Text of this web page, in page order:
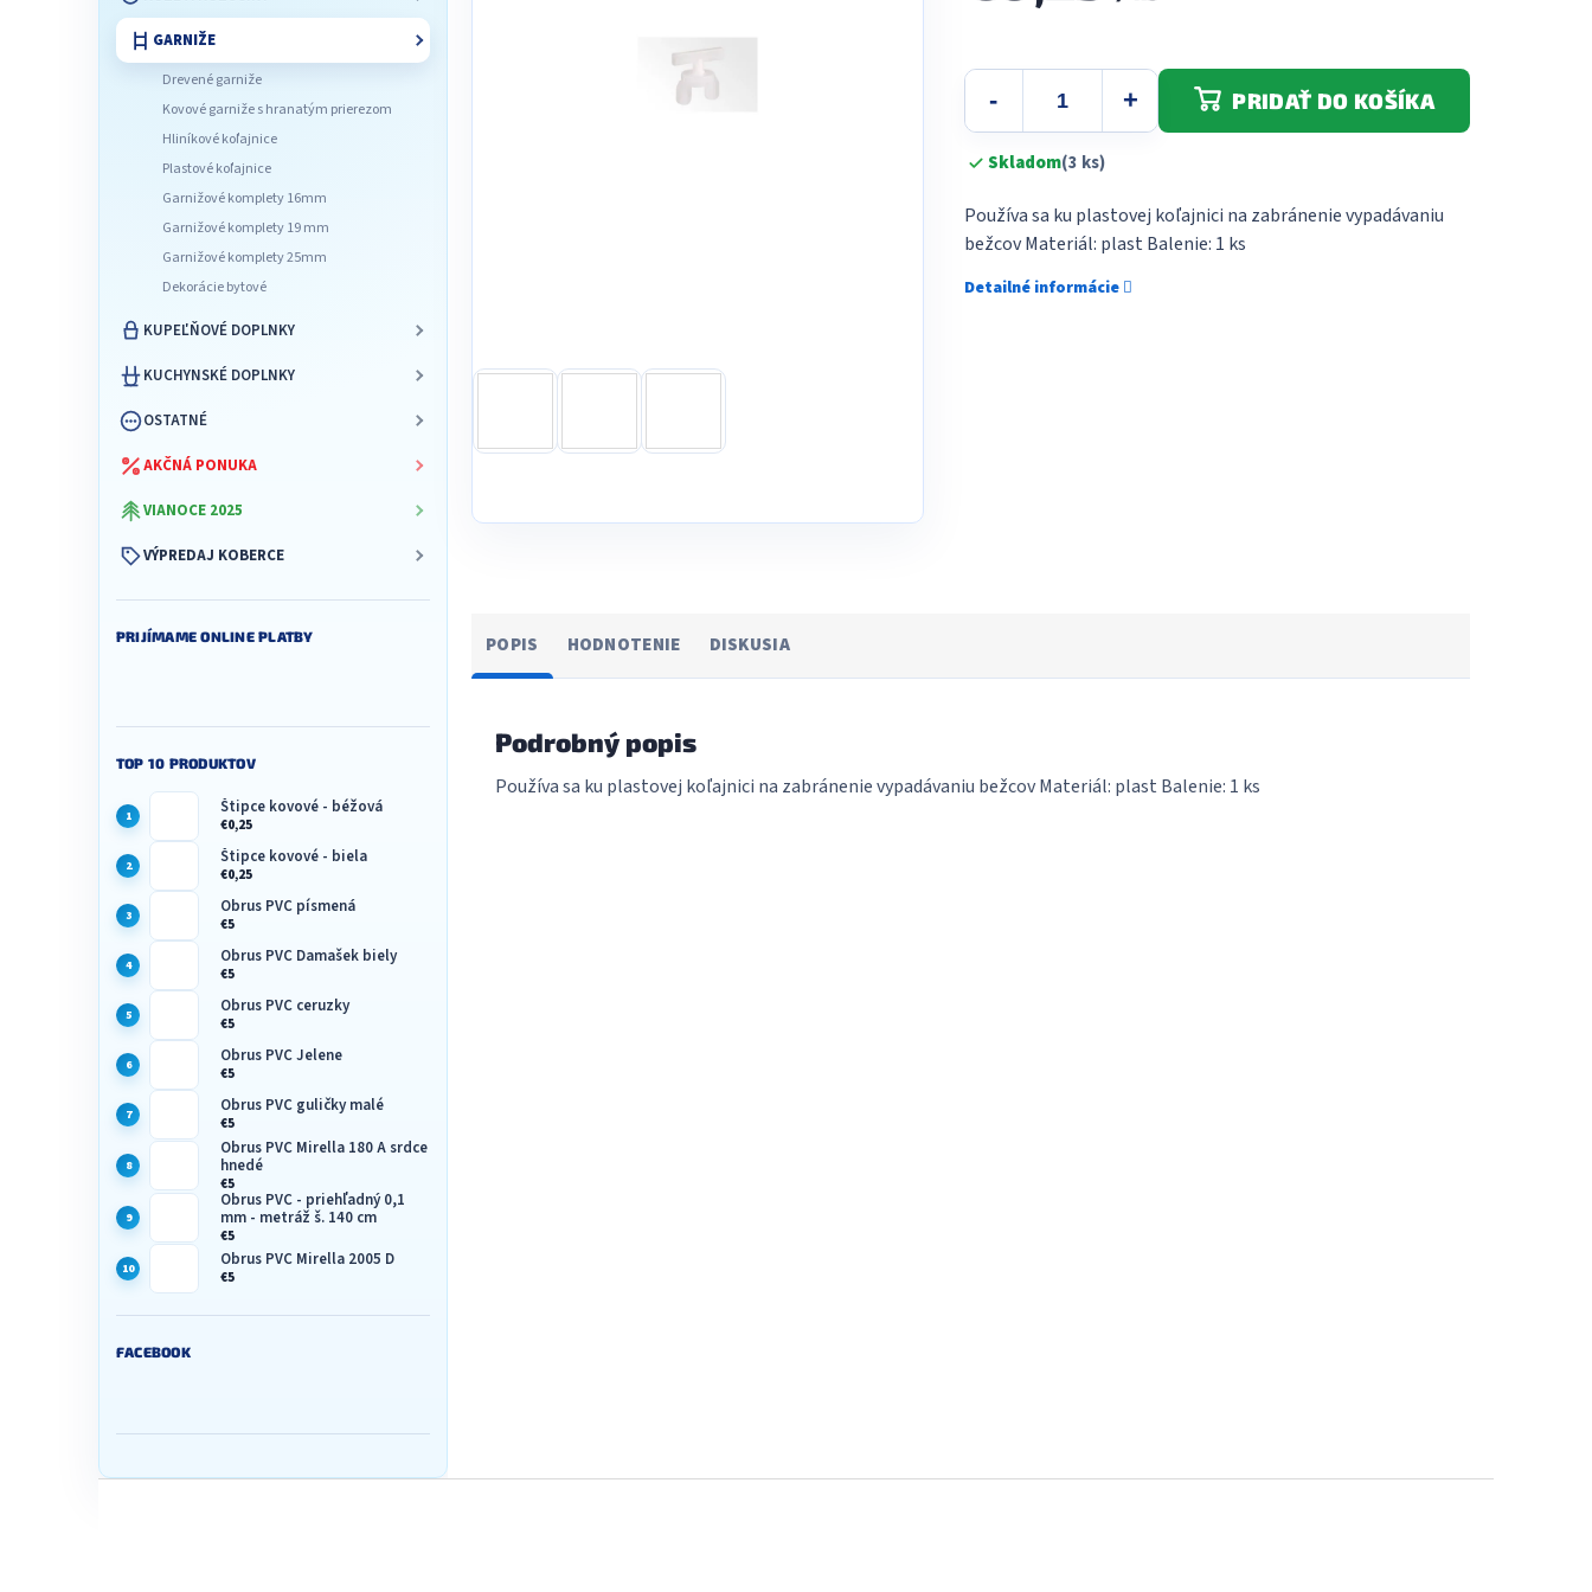
GARNIŽE
Drevené garniže
Kovové garniže s hranatým prierezom
Hliníkové koľajnice
Plastové koľajnice
Garnižové komplety 16mm
Garnižové komplety 19 mm
Garnižové komplety 25mm
Dekorácie bytové
KUPEĽŇOVÉ DOPLNKY
KUCHYNSKÉ DOPLNKY
OSTATNÉ
AKČNÁ PONUKA
VIANOCE 2025
VÝPREDAJ KOBERCE
PRIJÍMAME ONLINE PLATBY
TOP 10 PRODUKTOV
Štipce kovové - béžová
€0,25
Štipce kovové - biela
€0,25
Obrus PVC písmená
€5
Obrus PVC Damašek biely
€5
Obrus PVC ceruzky
€5
Obrus PVC Jelene
€5
Obrus PVC guličky malé
€5
Obrus PVC Mirella 180 A srdce
hnedé
€5
Obrus PVC - priehľadný 0,1
mm - metráž š. 140 cm
€5
Obrus PVC Mirella 2005 D
€5
FACEBOOK
Skladom(3 ks)
PRIDAŤ DO KOŠÍKA
Používa sa ku plastovej koľajnici na zabránenie vypadávaniu
bežcov Materiál: plast Balenie: 1 ks
Detailné informácie
POPIS HODNOTENIE DISKUSIA
Podrobný popis
Používa sa ku plastovej koľajnici na zabránenie vypadávaniu bežcov Materiál: plast Balenie: 1 ks